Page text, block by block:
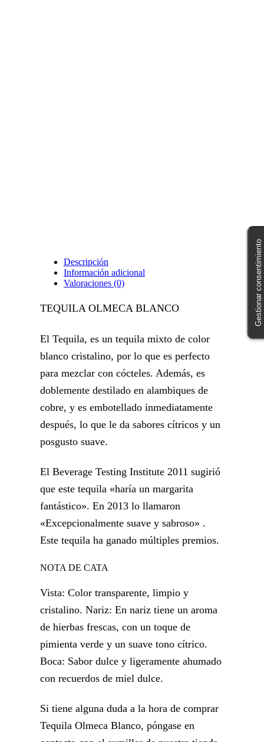
Descripción
Información adicional
Valoraciones (0)
TEQUILA OLMECA BLANCO
El Tequila, es un tequila mixto de color
blanco cristalino, por lo que es perfecto
para mezclar con cócteles. Además, es
doblemente destilado en alambiques de
cobre, y es embotellado inmediatamente
después, lo que le da sabores cítricos y un
posgusto suave.
El Beverage Testing Institute 2011 sugirió
que este tequila «haría un margarita
fantástico». En 2013 lo llamaron
«Excepcionalmente suave y sabroso» .
Este tequila ha ganado múltiples premios.
NOTA DE CATA
Vista: Color transparente, limpio y
cristalino. Nariz: En nariz tiene un aroma
de hierbas frescas, con un toque de
pimienta verde y un suave tono cítrico.
Boca: Sabor dulce y ligeramente ahumado
con recuerdos de miel dulce.
Si tiene alguna duda a la hora de comprar
Tequila Olmeca Blanco, póngase en
Gestionar consentimiento